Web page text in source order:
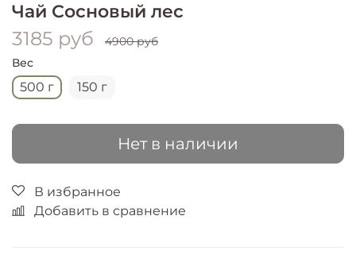
Чай Сосновый лес
3185 руб
4900 руб
Вес
500 г 150 г
Нет в наличии
В избранное
Добавить в сравнение